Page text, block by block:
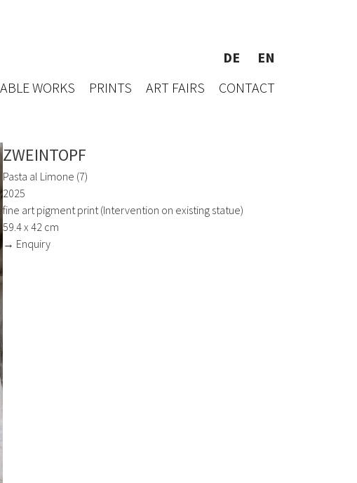
DE
EN
WORKS PRINTS ART FAIRS CONTACT
ZWEINTOPF
Pasta al Limone (7)
2025
fine art pigment print (Intervention on existing statue)
59.4 x 42 cm
→ Enquiry